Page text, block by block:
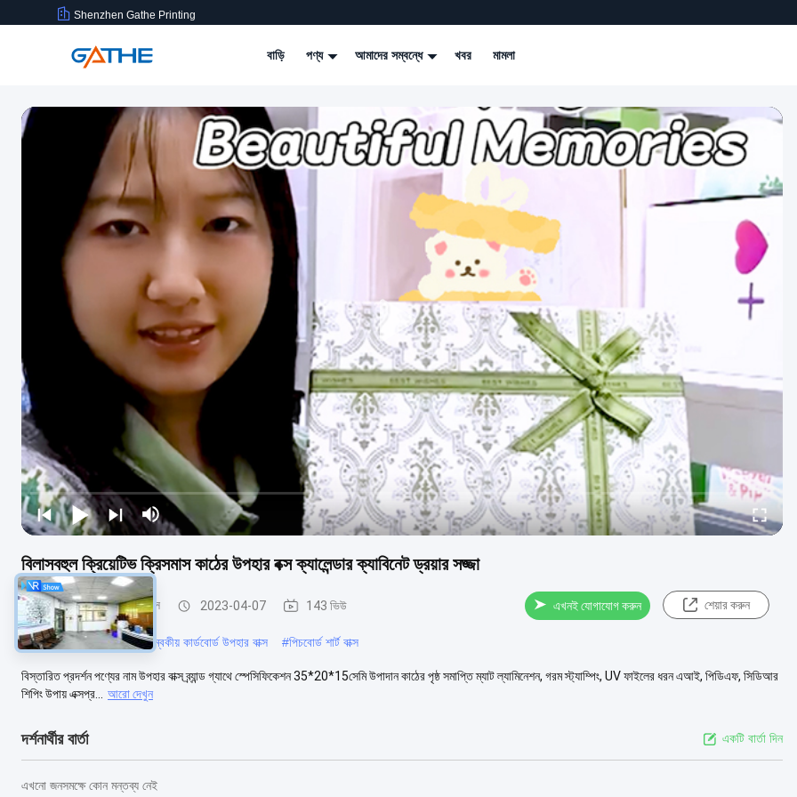
Shenzhen Gathe Printing
বাড়ি পণ্য আমাদের সম্বন্ধে খবর মামলা
বিলাসবহুল ক্রিয়েটিভ ক্রিসমাস কাঠের উপহার বক্স ক্যালেন্ডার ক্যাবিনেট ড্রয়ার সজ্জা
কার্ডবোর্ড উপহার প্যাকেজিং বক্স 2023-04-07 143 ভিউ এখনই যোগাযোগ করুন শেয়ার করুন
#লকডাউন জন্মদিনের বাক্স #চৌম্বকীয় কার্ডবোর্ড উপহার বাক্স #পিচবোর্ড শার্ট বাক্স
বিস্তারিত প্রদর্শন পণ্যের নাম উপহার বাক্স ব্র্যান্ড গ্যাথে স্পেসিফিকেশন 35*20*15সেমি উপাদান কাঠের পৃষ্ঠ সমাপ্তি ম্যাট ল্যামিনেশন, গরম স্ট্যাম্পিং, UV ফাইলের ধরন এআই, পিডিএফ, সিডিআর
শিপিং উপায় এক্সপ্র...
আরো দেখুন
দর্শনার্থীর বার্তা একটি বার্তা দিন
এখনো জনসমক্ষে কোন মন্তব্য নেই